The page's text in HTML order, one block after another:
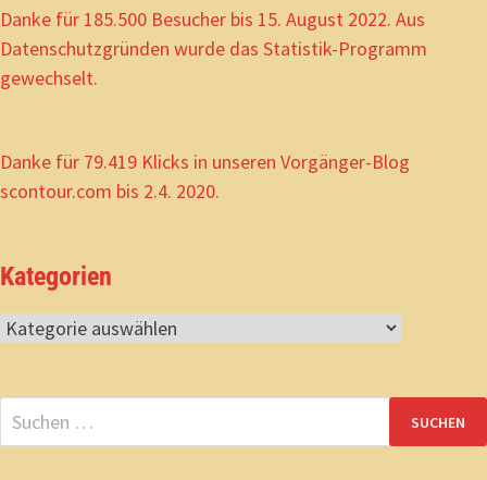
Danke für 185.500 Besucher bis 15. August 2022. Aus
Datenschutzgründen wurde das Statistik-Programm
gewechselt.
Danke für 79.419 Klicks in unseren Vorgänger-Blog
scontour.com bis 2.4. 2020.
Kategorien
Kategorien
Suchen
nach: